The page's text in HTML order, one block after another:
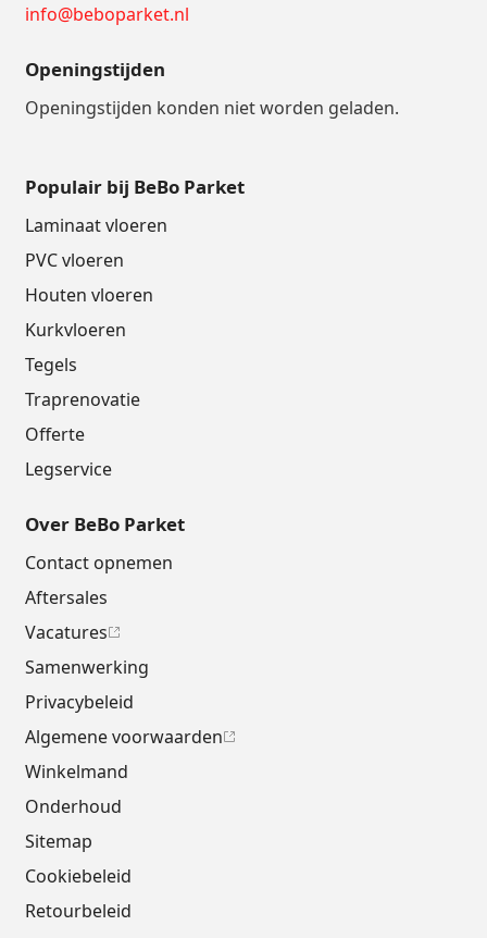
info@beboparket.nl
Openingstijden
Openingstijden konden niet worden geladen.
Populair bij BeBo Parket
Laminaat vloeren
PVC vloeren
Houten vloeren
Kurkvloeren
Tegels
Traprenovatie
Offerte
Legservice
Over BeBo Parket
Contact opnemen
Aftersales
Vacatures
Samenwerking
Privacybeleid
Algemene voorwaarden
Winkelmand
Onderhoud
Sitemap
Cookiebeleid
Retourbeleid